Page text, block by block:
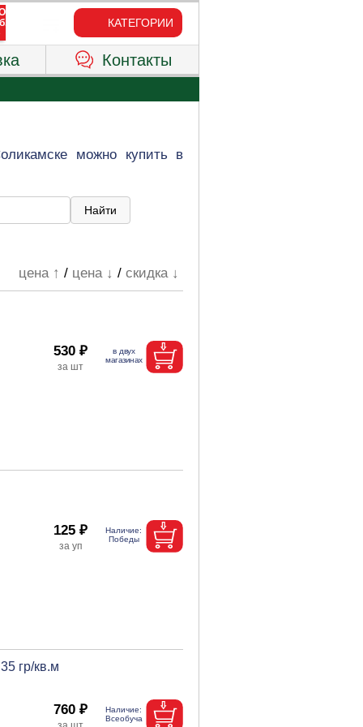
КАТЕГОРИИ
Контакты
можно купить в
цена ↑ / цена ↓ /скидка ↓
530 ₽
125 ₽
гр/кв.м
760 ₽